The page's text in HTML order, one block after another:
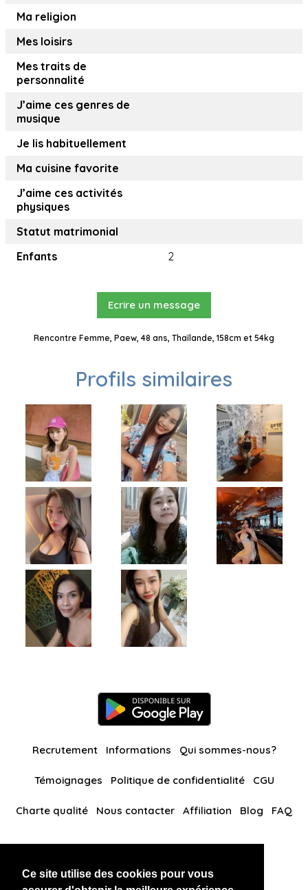
Ce site utilise des cookies pour vous
Ma religion
Mes loisirs
Mes traits de
personnalité
J’aime ces genres de
musique
Je lis habituellement
Ma cuisine favorite
J’aime ces activités
physiques
Statut matrimonial
Enfants
2
Ecrire un message
Rencontre Femme, Paew, 48 ans, Thaïlande, 158cm et 54kg
Profils similaires
Recrutement Informations Qui sommes-nous?
Témoignages Politique de confidentialité CGU
Charte qualité Nous contacter Affiliation Blog FAQ
BlackAndBeauties RussianKisses